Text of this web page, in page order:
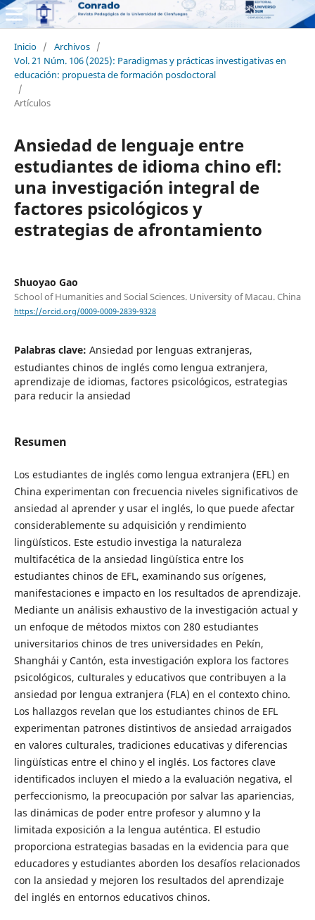
Inicio / Archivos /
Vol. 21 Núm. 106 (2025): Paradigmas y prácticas investigativas en
educación: propuesta de formación posdoctoral
/
Artículos
Ansiedad de lenguaje entre
estudiantes de idioma chino efl:
una investigación integral de
factores psicológicos y
estrategias de afrontamiento
Shuoyao Gao
School of Humanities and Social Sciences. University of Macau. China
https://orcid.org/0009-0009-2839-9328
Palabras clave: Ansiedad por lenguas extranjeras,
estudiantes chinos de inglés como lengua extranjera,
aprendizaje de idiomas, factores psicológicos, estrategias
para reducir la ansiedad
Resumen
Los estudiantes de inglés como lengua extranjera (EFL) en
China experimentan con frecuencia niveles significativos de
ansiedad al aprender y usar el inglés, lo que puede afectar
considerablemente su adquisición y rendimiento
lingüísticos. Este estudio investiga la naturaleza
multifacética de la ansiedad lingüística entre los
estudiantes chinos de EFL, examinando sus orígenes,
manifestaciones e impacto en los resultados de aprendizaje.
Mediante un análisis exhaustivo de la investigación actual y
un enfoque de métodos mixtos con 280 estudiantes
universitarios chinos de tres universidades en Pekín,
Shanghái y Cantón, esta investigación explora los factores
psicológicos, culturales y educativos que contribuyen a la
ansiedad por lengua extranjera (FLA) en el contexto chino.
Los hallazgos revelan que los estudiantes chinos de EFL
experimentan patrones distintivos de ansiedad arraigados
en valores culturales, tradiciones educativas y diferencias
lingüísticas entre el chino y el inglés. Los factores clave
identificados incluyen el miedo a la evaluación negativa, el
perfeccionismo, la preocupación por salvar las apariencias,
las dinámicas de poder entre profesor y alumno y la
limitada exposición a la lengua auténtica. El estudio
proporciona estrategias basadas en la evidencia para que
educadores y estudiantes aborden los desafíos relacionados
con la ansiedad y mejoren los resultados del aprendizaje
del inglés en entornos educativos chinos.